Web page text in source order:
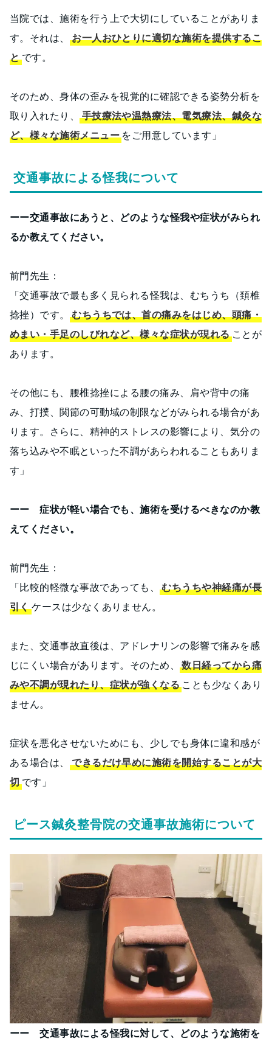
当院では、施術を行う上で大切にしていることがありま
す。それは、
お一人おひとりに適切な施術を提供するこ
とです。
そのため、身体の歪みを視覚的に確認できる姿勢分析を
取り入れたり、手技療法や温熱療法、電気療法、鍼灸な
ど、様々な施術メニュー をご用意しています」
交通事故による怪我について
ーー交通事故にあうと、どのような怪我や症状がみられ
るか教えてください。
前門先生：
「交通事故で最も多く見られる怪我は、むちうち（頚椎
捻挫）です。
むちうちでは、首の痛みをはじめ、頭痛・
めまい・手足のしびれなど、様々な症状が現れることが
あります。
その他にも、腰椎捻挫による腰の痛み、肩や背中の痛
み、打撲、関節の可動域の制限などがみられる場合があ
ります。さらに、精神的ストレスの影響により、気分の
落ち込みや不眠といった不調があらわれることもありま
す」
ーー 症状が軽い場合でも、施術を受けるべきなのか教
えてください。
前門先生：
「比較的軽微な事故であっても、むちうちや神経痛が長
引くケースは少なくありません。
また、交通事故直後は、アドレナリンの影響で痛みを感
じにくい場合があります。そのため、数日経ってから痛
みや不調が現れたり、症状が強くなる ことも少なくあり
ません。
症状を悪化させないためにも、少しでも身体に違和感が
ある場合は、
できるだけ早めに施術を開始することが大
切です」
ピース鍼灸整骨院の交通事故施術について
ーー 交通事故による怪我に対して、どのような施術を